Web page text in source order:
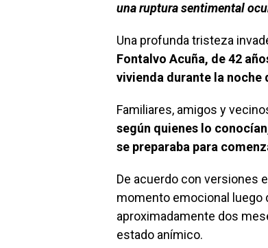
una ruptura sentimental
Una profunda tristeza
Fontalvo Acuña, de 42
vivienda durante la noche
Familiares, amigos y
según quienes lo
se preparaba para
De acuerdo con versiones
momento emocional luego
aproximadamente dos
estado anímico.